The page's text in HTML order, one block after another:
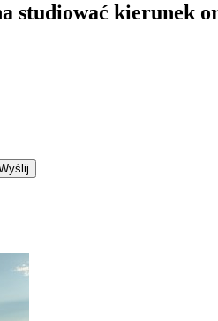
studiować kierunek